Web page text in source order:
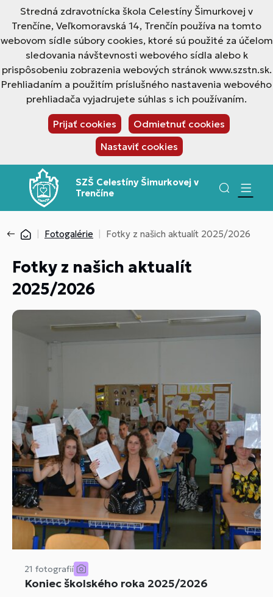
Stredná zdravotnícka škola Celestíny Šimurkovej v
Trenčíne, Veľkomoravská 14, Trenčín používa na tomto
webovom sídle súbory cookies, ktoré sú použité za účelom
sledovania návštevnosti webového sídla alebo k
prispôsobeniu zobrazenia webových stránok www.szstn.sk.
Prehliadaním a použitím príslušného nastavenia webového
prehliadača vyjadrujete súhlas s ich používaním.
Prijať cookies
Odmietnuť cookies
Nastaviť cookies
SZŠ Celestíny Šimurkovej v
Trenčíne
Fotogalérie Fotky z našich aktualít 2025/2026
Fotky z našich aktualít
2025/2026
21 fotografií
Koniec školského roka 2025/2026